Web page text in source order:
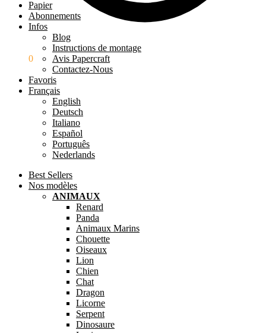
0
Papier
Abonnements
Infos
Blog
Instructions de montage
Avis Papercraft
Contactez-Nous
Favoris
Français
English
Deutsch
Italiano
Español
Português
Nederlands
Best Sellers
Nos modèles
ANIMAUX
Renard
Panda
Animaux Marins
Chouette
Oiseaux
Lion
Chien
Chat
Dragon
Licorne
Serpent
Dinosaure